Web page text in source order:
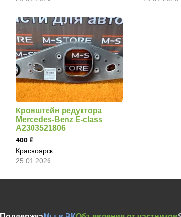
Кронштейн редуктора
Mercedes-Benz E-class
A2303521806
400
Красноярск
25.01.2026